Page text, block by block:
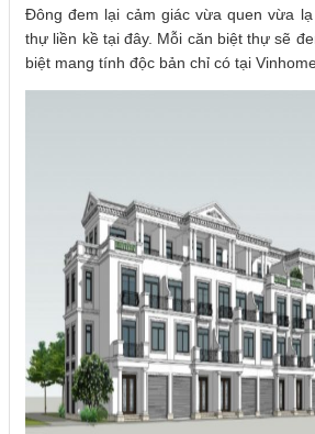
Đông đem lại cảm giác vừa quen vừa
thự liền kề tại đây. Mỗi căn biệt thự sẽ
biệt mang tính độc bản chỉ có tại